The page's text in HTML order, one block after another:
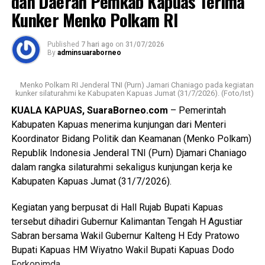
WhatsApp 0 Facebook 0
Messenger
LP/B/32/VII/2026/SPKT/Polres Kapuas/Polda
Kalimantan Tengah tertanggal 20 Juli 2026.
Berdasarkan hasil penyelidikan aksi nekat itu dipicu
pertengkaran antara tersangka dengan kekasihnya Rah
hari dan bahkan disertai ancaman akan membakar kamar
“Malam kejadian tersangka sempat datang ke lokasi dan
berkumpul bersama para korban. Namun usai kembali dari
menonton pertandingan final Piala Dunia ia kembali
mendatangi barak karena kembali terlibat cekcok dengan
korban,” katanya.
Nah saat pintu kamar dikunci dari dalam tersangka
menggedor hingga mendobrak pintu kemudian masuk
sambil merusak sejumlah barang dan melanjutkan
pertengkaran.
Kunker Menko Polkam RI
Published 7 hari ago on 31/07/2026
By adminsuaraborneo
Menko Polkam RI Jenderal TNI (Purn) Jamari Chaniago pada kegiatan
kunker silaturahmi ke Kabupaten Kapuas Jumat (31/7/2026). (Foto/Ist)
KUALA KAPUAS, SuaraBorneo.com – Pemerintah
Kabupaten Kapuas menerima kunjungan dari Menteri
Koordinator Bidang Politik dan Keamanan (Menko Polkam)
Republik Indonesia Jenderal TNI (Purn) Djamari Chaniago
dalam rangka silaturahmi sekaligus kunjungan kerja ke
Kabupaten Kapuas Jumat (31/7/2026).
Kegiatan yang berpusat di Hall Rujab Bupati Kapuas
tersebut dihadiri Gubernur Kalimantan Tengah H Agustiar
Sabran bersama Wakil Gubernur Kalteng H Edy Pratowo
Bupati Kapuas HM Wiyatno Wakil Bupati Kapuas Dodo